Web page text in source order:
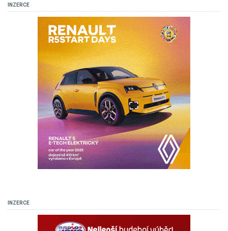
INZERCE
INZERCE